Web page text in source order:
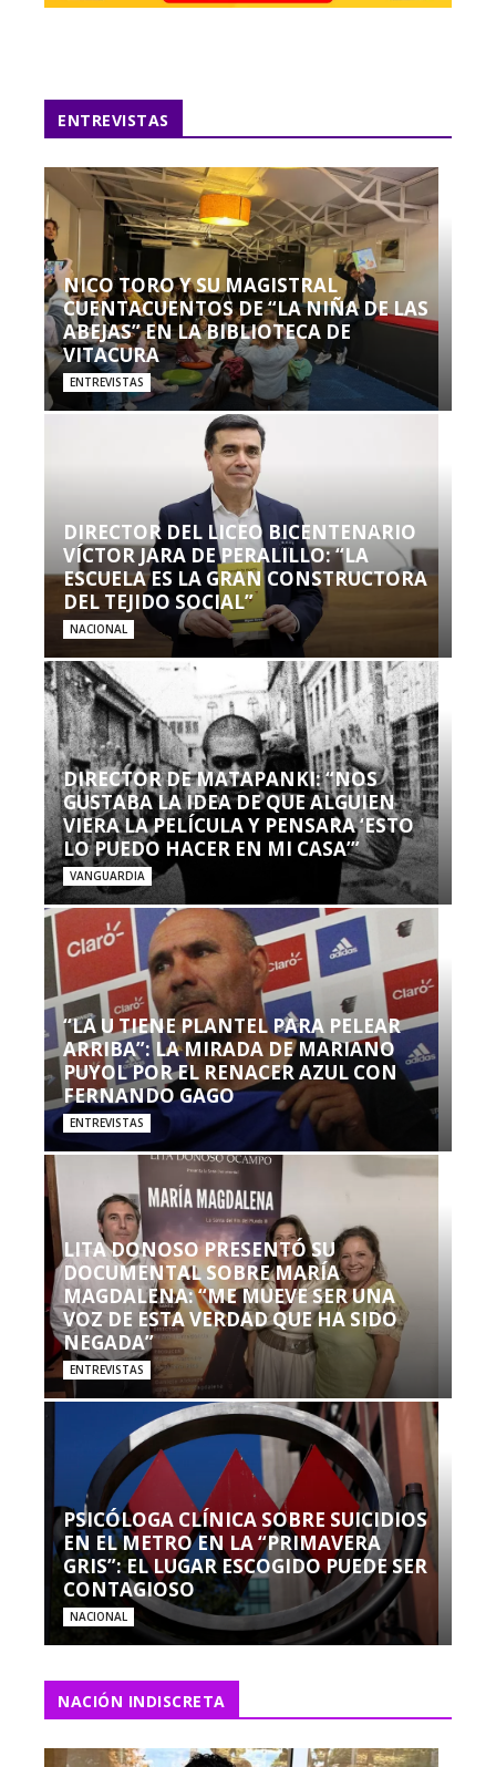
ENTREVISTAS
NICO TORO Y SU MAGISTRAL
CUENTACUENTOS DE “LA NIÑA DE LAS
ABEJAS” EN LA BIBLIOTECA DE
VITACURA
ENTREVISTAS
DIRECTOR DEL LICEO BICENTENARIO
VÍCTOR JARA DE PERALILLO: “LA
ESCUELA ES LA GRAN CONSTRUCTORA
DEL TEJIDO SOCIAL”
NACIONAL
DIRECTOR DE MATAPANKI: “NOS
GUSTABA LA IDEA DE QUE ALGUIEN
VIERA LA PELÍCULA Y PENSARA ‘ESTO
LO PUEDO HACER EN MI CASA’”
VANGUARDIA
“LA U TIENE PLANTEL PARA PELEAR
ARRIBA”: LA MIRADA DE MARIANO
PUYOL POR EL RENACER AZUL CON
FERNANDO GAGO
ENTREVISTAS
LITA DONOSO PRESENTÓ SU
DOCUMENTAL SOBRE MARÍA
MAGDALENA: “ME MUEVE SER UNA
VOZ DE ESTA VERDAD QUE HA SIDO
NEGADA”
ENTREVISTAS
PSICÓLOGA CLÍNICA SOBRE SUICIDIOS
EN EL METRO EN LA “PRIMAVERA
GRIS”: EL LUGAR ESCOGIDO PUEDE SER
CONTAGIOSO
NACIONAL
NACIÓN INDISCRETA